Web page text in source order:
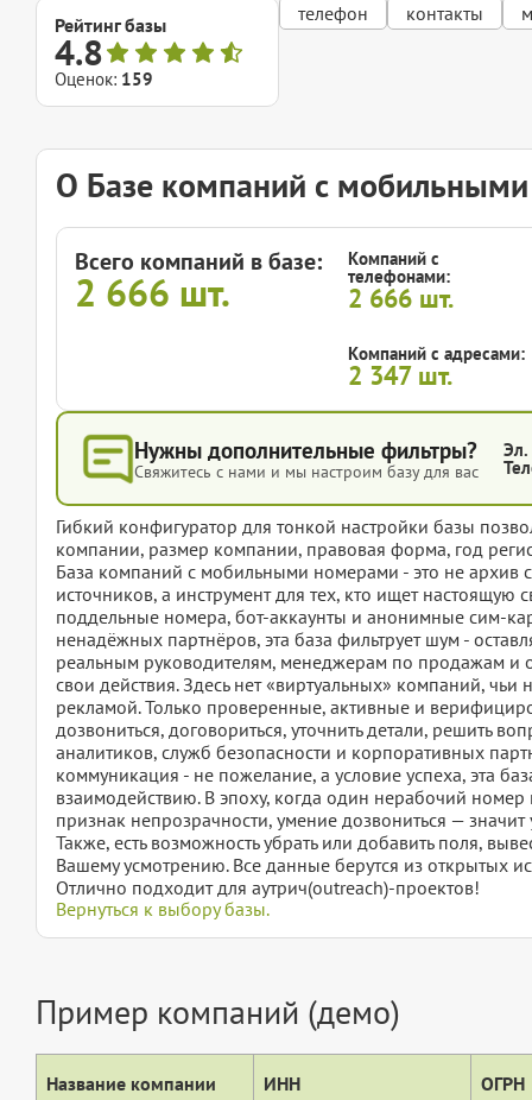
Рейтинг базы
4.8
Оценок: 159
телефон контакты
О Базе компаний с
Всего компаний в базе:
2 666 шт.
Компаний с
телефонами:
2 666 шт.
Компаний с адресами:
2 347 шт.
Нужны дополнительные фильтры?
Свяжитесь с нами и мы настроим базу для вас
Эл.
Гибкий конфигуратор для тонкой настройки базы
компании, размер компании, правовая форма, год
База компаний с мобильными номерами - это не архив
источников, а инструмент для тех, кто ищет настоящую
поддельные номера, бот-аккаунты и анонимные сим-
ненадёжных партнёров, эта база фильтрует шум -
реальным руководителям, менеджерам по продажам и
свои действия. Здесь нет «виртуальных» компаний, чьи
рекламой. Только проверенные, активные и
дозвониться, договориться, уточнить детали, решить
аналитиков, служб безопасности и корпоративных
коммуникация - не пожелание, а условие успеха, эта
взаимодействию. В эпоху, когда один нерабочий номер
признак непрозрачности, умение дозвониться — значит
Также, есть возможность убрать или добавить поля,
Вашему усмотрению. Все данные берутся из открытых
Отлично подходит для аутрич(outreach)-проектов!
Вернуться к выбору базы.
Пример компаний (демо)
Название компании ИНН ОГРН